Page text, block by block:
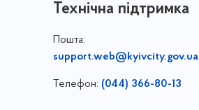
Технічна підтримка
Пошта:
support.web@kyivcity.gov.ua
Телефон: (044) 366-80-13